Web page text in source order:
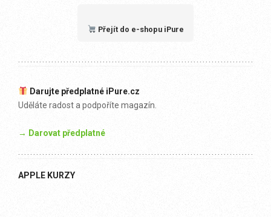
Přejít do e-shopu iPure
Darujte předplatné iPure.cz
Uděláte radost a podpoříte magazín.
→ Darovat předplatné
APPLE KURZY